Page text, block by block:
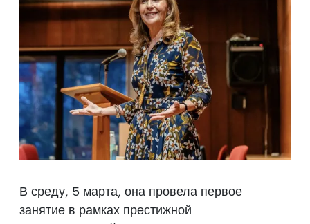
В среду, 5 марта, она провела первое
занятие в рамках престижной